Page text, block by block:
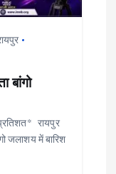
बांगो
रायपुर
जलाशय में बारिश